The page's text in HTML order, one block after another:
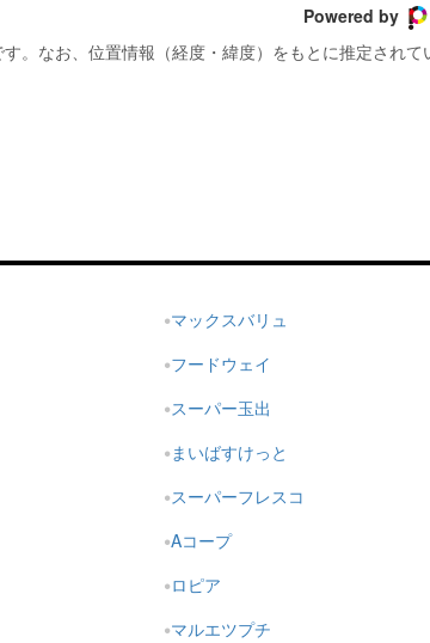
Powered by
。なお、位置情報（経度・緯度）をもとに推定されて
マックスバリュ
フードウェイ
スーパー玉出
まいばすけっと
スーパーフレスコ
Aコープ
ロピア
マルエツプチ